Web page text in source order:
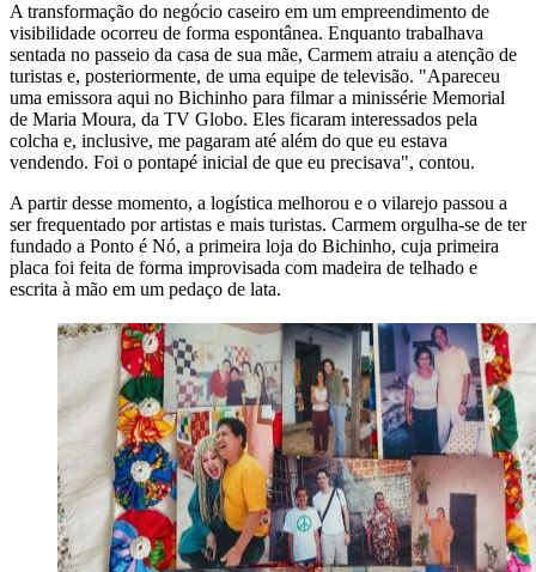
A transformação do negócio caseiro em um empreendimento de
visibilidade ocorreu de forma espontânea. Enquanto trabalhava
sentada no passeio da casa de sua mãe, Carmem atraiu a atenção de
turistas e, posteriormente, de uma equipe de televisão. "Apareceu
uma emissora aqui no Bichinho para filmar a minissérie Memorial
de Maria Moura, da TV Globo. Eles ficaram interessados pela
colcha e, inclusive, me pagaram até além do que eu estava
vendendo. Foi o pontapé inicial de que eu precisava", contou.
A partir desse momento, a logística melhorou e o vilarejo passou a
ser frequentado por artistas e mais turistas. Carmem orgulha-se de ter
fundado a Ponto é Nó, a primeira loja do Bichinho, cuja primeira
placa foi feita de forma improvisada com madeira de telhado e
escrita à mão em um pedaço de lata.